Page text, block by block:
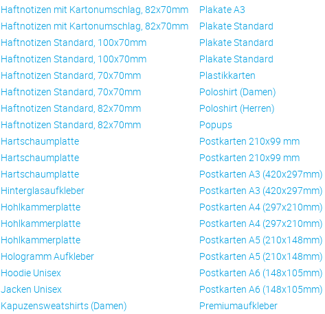
Haftnotizen mit Kartonumschlag, 82x70mm
Haftnotizen mit Kartonumschlag, 82x70mm
Haftnotizen Standard, 100x70mm
Haftnotizen Standard, 100x70mm
Haftnotizen Standard, 70x70mm
Haftnotizen Standard, 70x70mm
Haftnotizen Standard, 82x70mm
Haftnotizen Standard, 82x70mm
Hartschaumplatte
Hartschaumplatte
Hartschaumplatte
Hinterglasaufkleber
Hohlkammerplatte
Hohlkammerplatte
Hohlkammerplatte
Hologramm Aufkleber
Hoodie Unisex
Jacken Unisex
Kapuzensweatshirts (Damen)
Plakate A3
Plakate Standard
Plakate Standard
Plakate Standard
Plastikkarten
Poloshirt (Damen)
Poloshirt (Herren)
Popups
Postkarten 210x99 mm
Postkarten 210x99 mm
Postkarten A3 (420x297mm)
Postkarten A3 (420x297mm)
Postkarten A4 (297x210mm)
Postkarten A4 (297x210mm)
Postkarten A5 (210x148mm)
Postkarten A5 (210x148mm)
Postkarten A6 (148x105mm)
Postkarten A6 (148x105mm)
Premiumaufkleber